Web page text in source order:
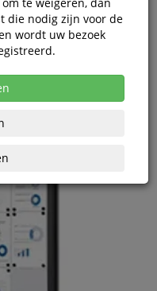
Zwart
die nodig zijn voor de
wordt uw bezoek